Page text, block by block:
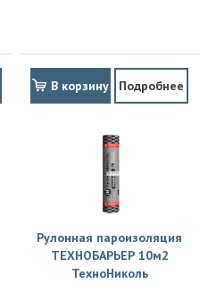
В корзину Подробнее
Рулонная пароизоляция
ТЕХНОБАРЬЕР 10м2
ТехноНиколь